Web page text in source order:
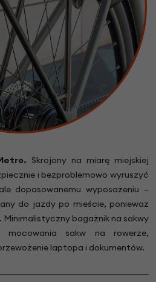
Skrojony na miarę miejskiej
i bezproblemowo wyruszyć
dopasowanemu wyposażeniu –
do jazdy po mieście, ponieważ
Minimalistyczny bagażnik na sakwy
sakw na rowerze,
laptopa i dokumentów.